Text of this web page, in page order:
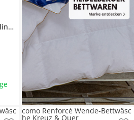
como Renforcé Wende-Bettwäsc
he Kreuz & Quer